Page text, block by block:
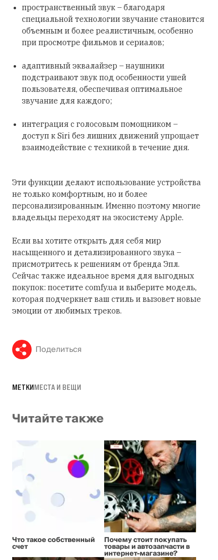
пространственный звук – благодаря
специальной технологии звучание становится
объемным и более реалистичным, особенно
при просмотре фильмов и сериалов;
адаптивный эквалайзер – наушники
подстраивают звук под особенности ушей
пользователя, обеспечивая оптимальное
звучание для каждого;
интеграция с голосовым помощником –
доступ к Siri без лишних движений упрощает
взаимодействие с техникой в течение дня.
Эти функции делают использование устройства
не только комфортным, но и более
персонализированным. Именно поэтому многие
владельцы переходят на экосистему Apple.
Если вы хотите открыть для себя мир
насыщенного и детализированного звука –
присмотритесь к решениям от бренда Эпл.
Сейчас также идеальное время для выгодных
покупок: посетите comfy.ua и выберите модель,
которая подчеркнет ваш стиль и вызовет новые
эмоции от любимых треков.
Поделиться
МЕТКИМЕСТА И ВЕЩИ
Читайте также
Что такое собственный
счет
Почему стоит покупать
товары и автозапчасти в
интернет-магазине?